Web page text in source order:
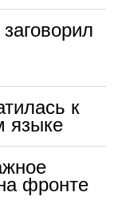
к
языке
фронте